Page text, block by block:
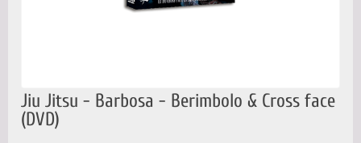
Jiu Jitsu - Barbosa - Berimbolo & Cross face
(DVD)